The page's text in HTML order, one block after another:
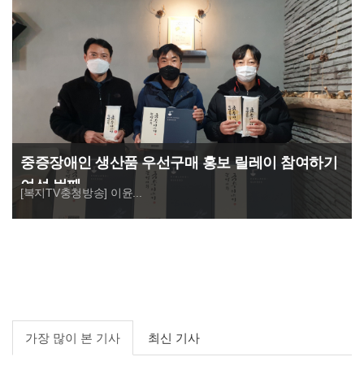
중증장애인 생산품 우선구매 홍보 릴레이 참여하기
여섯 번째
[복지TV충청방송] 이윤...
가장 많이 본 기사 최신 기사